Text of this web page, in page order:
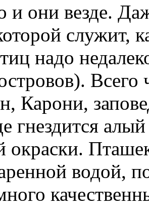
и они везде.
служит,
надо
Карони,
гнездится
окраски.
водой,